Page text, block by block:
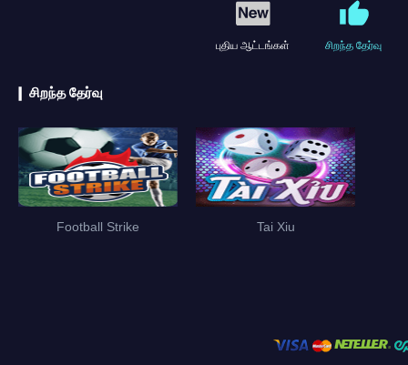
புதிய ஆட்டங்கள் சிறந்த தேர்வு
சிறந்த தேர்வு
Football Strike Tai Xiu